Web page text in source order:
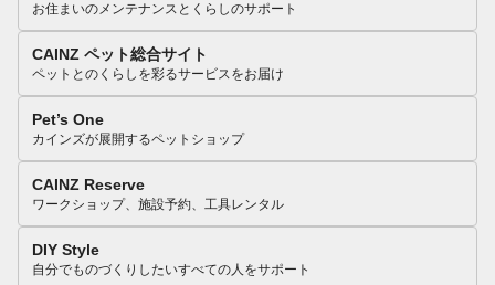
お住まいのメンテナンスとくらしのサポート
CAINZ ペット総合サイト
ペットとのくらしを彩るサービスをお届け
Pet’s One
カインズが展開するペットショップ
CAINZ Reserve
ワークショップ、施設予約、工具レンタル
DIY Style
自分でものづくりしたいすべての人をサポート